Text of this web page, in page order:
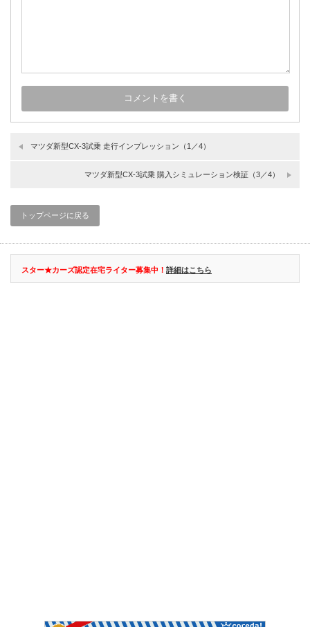
マツダ新型CX-3試乗 走行インプレッション（1／4）
マツダ新型CX-3試乗 購入シミュレーション検証（3／4）
トップページに戻る
スター★カーズ認定在宅ライター募集中！ 詳細はこちら